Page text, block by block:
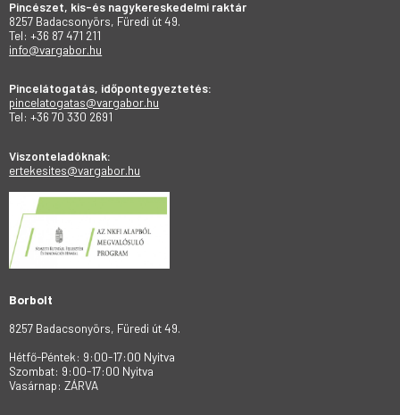
Pincészet, kis-és nagykereskedelmi raktár
8257 Badacsonyörs, Füredi út 49.
Tel: +36 87 471 211
info@vargabor.hu
Pincelátogatás, időpontegyeztetés:
pincelatogatas@vargabor.hu
Tel: +36 70 330 2691
Viszonteladóknak:
ertekesites@vargabor.hu
Borbolt
8257 Badacsonyörs, Füredi út 49.
Hétfő-Péntek: 9:00-17:00 Nyitva
Szombat: 9:00-17:00 Nyitva
Vasárnap: ZÁRVA